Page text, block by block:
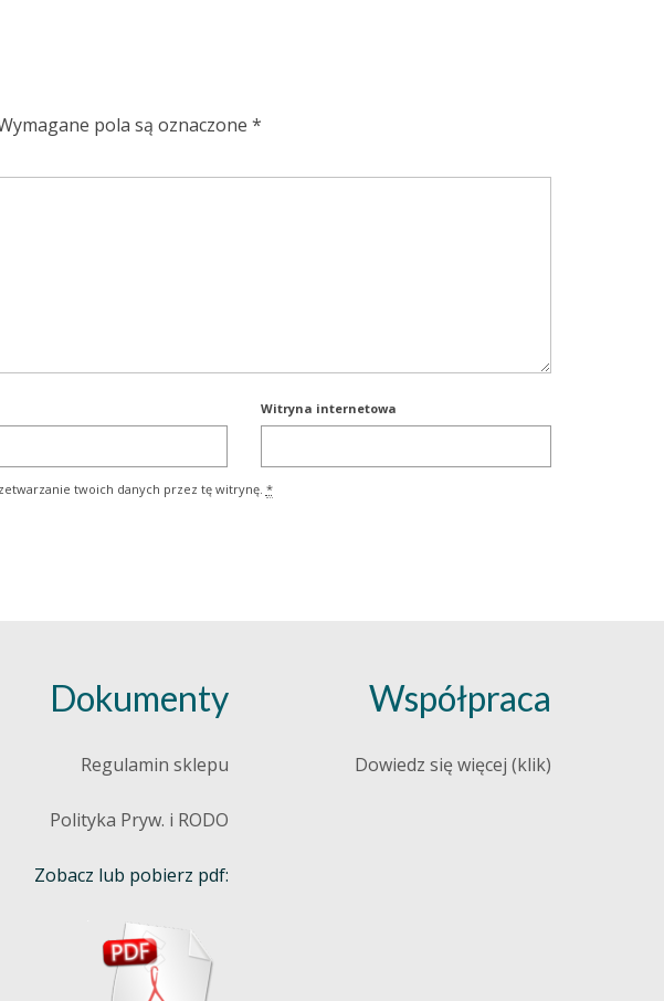
pola są oznaczone *
Witryna internetowa
twoich danych przez tę witrynę. *
Dokumenty
Regulamin sklepu
Polityka Pryw. i RODO
Zobacz lub pobierz pdf:
Współpraca
Dowiedz się więcej (klik)